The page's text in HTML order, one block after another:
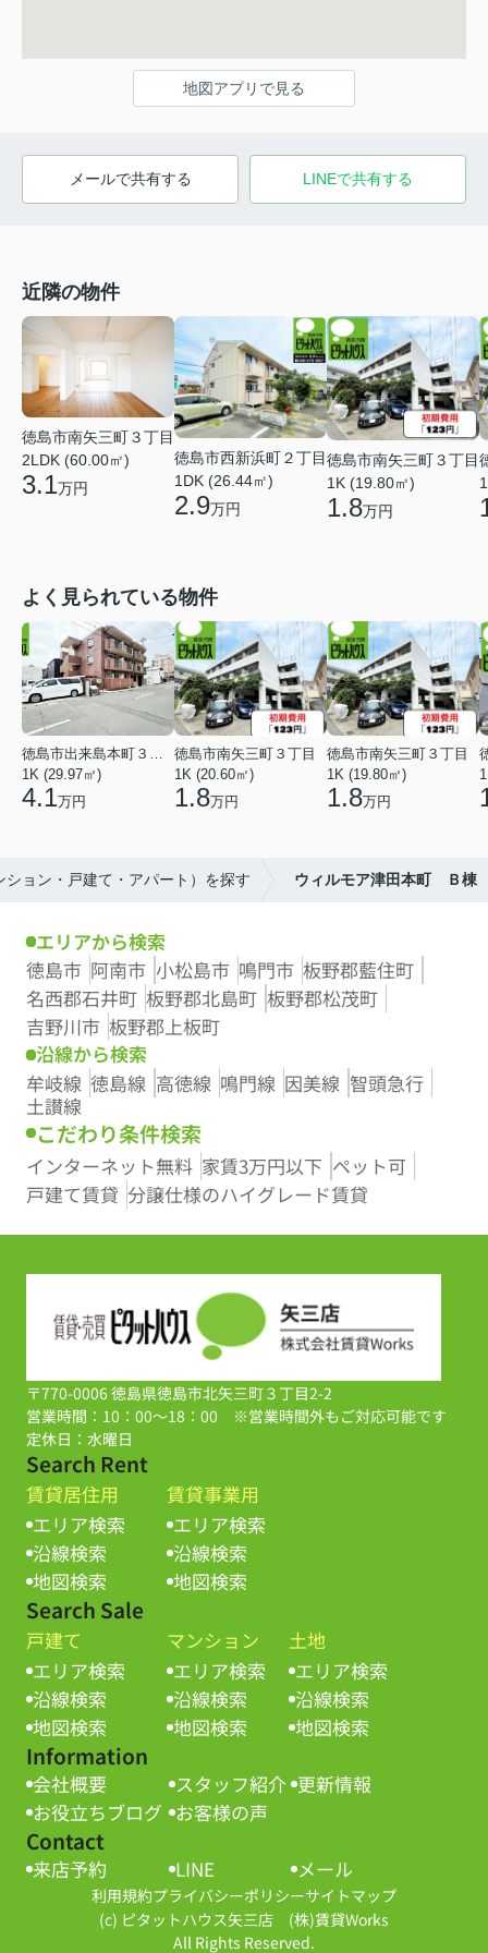
地図アプリで見る
メールで共有する LINEで共有する
近隣の物件
徳島市南矢三町３丁目
2LDK (60.00㎡)
3.1万円
徳島市西新浜町２丁目
1DK (26.44㎡)
2.9万円
徳島市南矢三町３丁目
1K (19.80㎡)
1.8万円
よく見られている物件
1K (29.97㎡)
4.1万円
徳島市南矢三町３丁目
1K (20.60㎡)
1.8万円
徳島市南矢三町３丁目
1K (19.80㎡)
1.8万円
ョン・戸建て・アパート）を探す ウィルモア津田本町 Ｂ棟
エリアから検索
徳島市 阿南市 小松島市 鳴門市 板野郡藍住町
名西郡石井町 板野郡北島町 板野郡松茂町
吉野川市 板野郡上板町
沿線から検索
牟岐線 徳島線 高徳線 鳴門線 因美線 智頭急行
土讃線
こだわり条件検索
インターネット無料 家賃3万円以下 ペット可
戸建て賃貸 分譲仕様のハイグレード賃貸
〒770-0006 徳島県徳島市北矢三町３丁目2-2
営業時間：10：00～18：00 ※営業時間外もご対応可能です
定休日：水曜日
Search Rent
賃貸居住用
エリア検索
沿線検索
地図検索
賃貸事業用
エリア検索
沿線検索
地図検索
Search Sale
戸建て
エリア検索
沿線検索
地図検索
マンション
エリア検索
沿線検索
地図検索
土地
エリア検索
沿線検索
地図検索
Information
会社概要 スタッフ紹介 更新情報
お役立ちブログ お客様の声
Contact
来店予約 LINE メール
利用規約プライバシーポリシーサイトマップ
(c) ピタットハウス矢三店 (株)賃貸Works
All Rights Reserved.